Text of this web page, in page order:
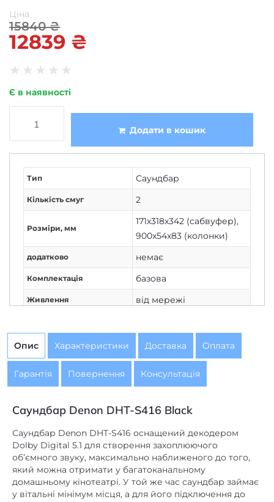
15840
12839
★★★★★
Є в наявності
Додати в кошик
Кількість смуг 2
Розміри, мм
171x318x342 (сабвуфер)
900x54x83 (колонки)
немає
Комплектація базова
Живлення від мережі
Дисплей Немає
Вихід на навушники Немає
AirPlay немає
Bluetooth Bluetooth 4.0
DLNA немає
Ethernet
mini Jack 3,5 mm x1
NFC немає
Гарантія
Саундбар Denon DHT-S416 оснащений декодером
Dolby Digital 5.1 для створення захоплюючого
об’ємного звуку, максимально наближеного до того,
який можна отримати у багатоканальному
домашньому кінотеатрі. У той же час саундбар займає
у вітальні мінімум місця, а для його підключення до
телевізора можна використовувати єдиний кабель